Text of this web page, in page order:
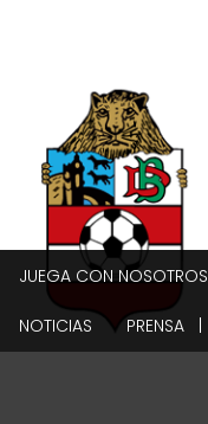
JUEGA CON NOSOTROS
NOTICIAS PRENSA |